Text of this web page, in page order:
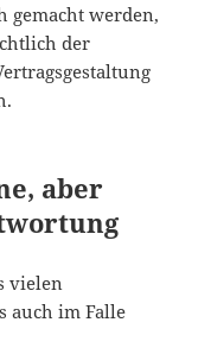
gemacht werden,
der
aber
vielen
auch im Falle